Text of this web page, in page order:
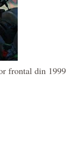
frontal din